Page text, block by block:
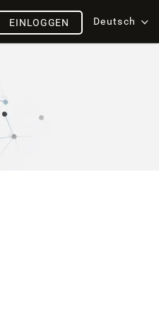
Deutsch
EINLOGGEN